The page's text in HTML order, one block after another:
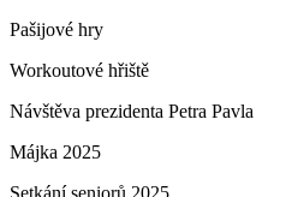
Pašijové hry
Workoutové hřiště
Návštěva prezidenta Petra Pavla
Májka 2025
Setkání seniorů 2025